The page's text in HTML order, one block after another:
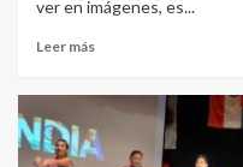
ver en imágenes, es...
Leer más